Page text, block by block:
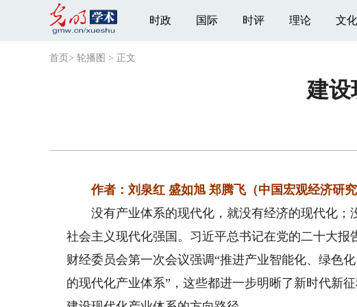
时政 国际 时评 理论 文化
首页 > 轮播图 > 正文
建设
作者：刘泉红 盛如旭 郑腾飞（中国宏观经济研
没有产业体系的现代化，就没有经济的现代化；
社会主义现代化强国。习近平总书记在党的二十大报
财经委员会第一次会议强调“推进产业智能化、绿色
的现代化产业体系”，这些都进一步明晰了新时代新